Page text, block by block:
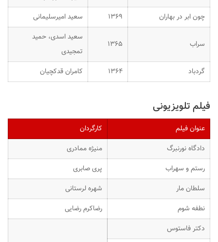
چون ابر در بهاران
۱۳۶۹ سعید امیرسلیمانی
سراب ۱۳۶۵
سعید اسدی، حمید
تمجیدی
گردباد
۱۳۶۴ کامران قدکچیان
فیلم تلویزیونی
عنوان فیلم
کارگردان
دادگاه نورنبرگ
منیژه ممادری
رستم و سهراب
پری صابری
سلطان مار
شهره لرستانی
نطفه شوم
رضاکرم رضایی
دکتر فاستوس